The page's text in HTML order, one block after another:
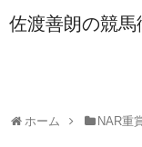
佐渡善朗の競馬
ホーム NAR重